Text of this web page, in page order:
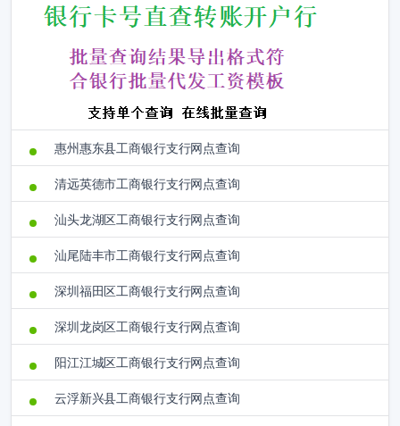
惠州惠东县工商银行支行网点查询
清远英德市工商银行支行网点查询
汕头龙湖区工商银行支行网点查询
汕尾陆丰市工商银行支行网点查询
深圳福田区工商银行支行网点查询
深圳龙岗区工商银行支行网点查询
阳江江城区工商银行支行网点查询
云浮新兴县工商银行支行网点查询